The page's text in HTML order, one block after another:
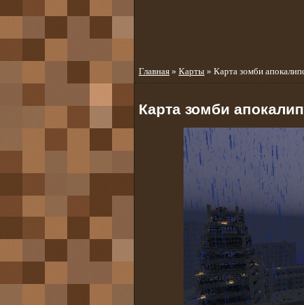
Главная » Карты » Карта зомби
Карта зомби